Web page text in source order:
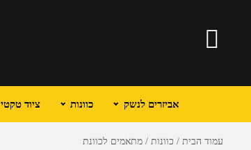
אביזרים לנשק כוונות ציוד טקטי
עמוד הבית כוונות מתאמים לכוונת